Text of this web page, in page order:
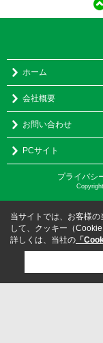
ホーム
会社概要
お問い合わせ
PCサイト
プライバシ
当サイトでは、お客様
して、クッキー（
詳しくは、当社の 「